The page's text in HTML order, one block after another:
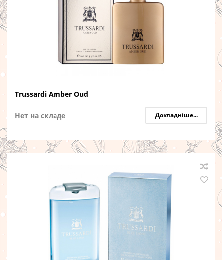
Trussardi Amber Oud
Нет на складе Докладніше...